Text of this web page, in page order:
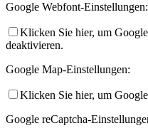
Google Webfont-Einstellungen:
Klicken Sie hier, um
deaktivieren.
Google Map-Einstellungen:
Klicken Sie hier, um
Google reCaptcha-